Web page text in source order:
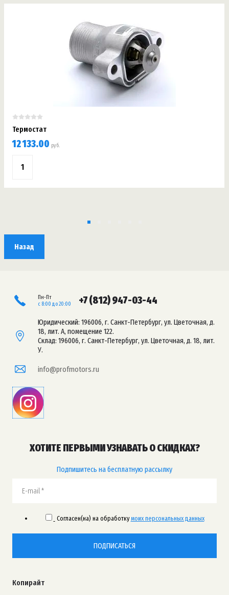
Термостат
12 133.00 руб.
Назад
Пн-Пт
с 8:00 до 20:00
+7 (812) 947-03-44
Юридический: 196006, г. Санкт-Петербург, ул. Цветочная, д.
18, лит. А, помещение 122.
Склад: 196006, г. Санкт-Петербург, ул. Цветочная, д. 18, лит.
У.
info@profmotors.ru
ХОТИТЕ ПЕРВЫМИ УЗНАВАТЬ О СКИДКАХ?
Подпишитесь на бесплатную рассылку
Согласен(на) на обработку моих персональных данных
ПОДПИСАТЬСЯ
Копирайт